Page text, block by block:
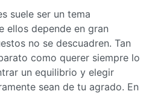
suele ser un tema
ellos depende en gran
no se descuadren. Tan
como querer siempre lo
un equilibrio y elegir
sean de tu agrado. En